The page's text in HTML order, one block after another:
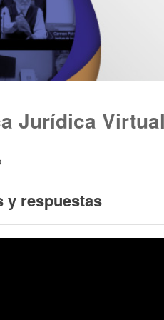
Jurídica
y respuestas